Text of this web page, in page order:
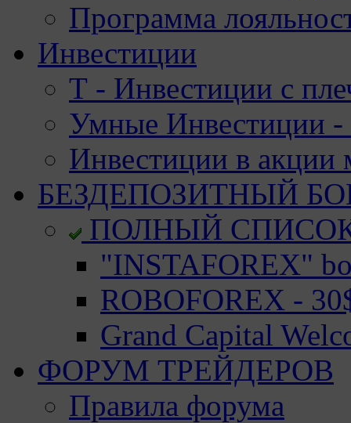
Программа
Инвестиции
Т - Инвестиции с
Умные Инвестиции -
Инвестиции в акции
БЕЗДЕПОЗИТНЫЙ
ПОЛНЫЙ
"INSTAFOREX"
ROBOFOREX -
Grand Capital
ФОРУМ ТРЕЙДЕРОВ
Правила форума